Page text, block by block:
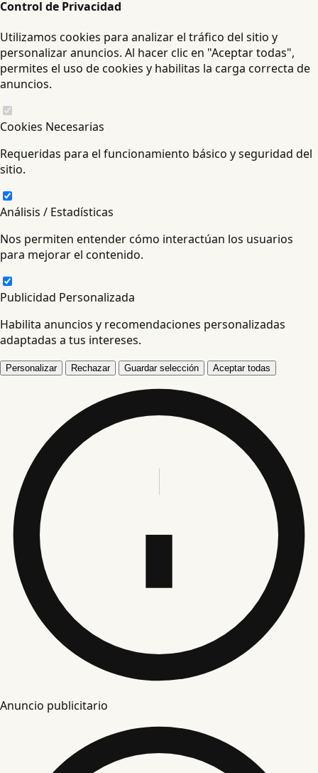
Control de Privacidad
Utilizamos cookies para analizar el tráfico del sitio y
personalizar anuncios. Al hacer clic en "Aceptar todas",
permites el uso de cookies y habilitas la carga correcta de
anuncios.
Cookies Necesarias
Requeridas para el funcionamiento básico y seguridad del
sitio.
Análisis / Estadísticas
Nos permiten entender cómo interactúan los usuarios
para mejorar el contenido.
Publicidad Personalizada
Habilita anuncios y recomendaciones personalizadas
adaptadas a tus intereses.
Personalizar Rechazar Guardar selección Aceptar todas
Anuncio publicitario